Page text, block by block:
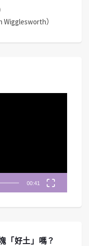
Wigglesworth）
00:41
「好土」嗎？